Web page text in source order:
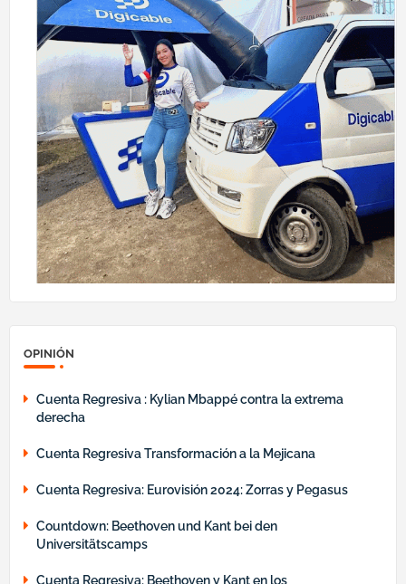
OPINIÓN
Cuenta Regresiva : Kylian Mbappé contra la extrema
derecha
Cuenta Regresiva Transformación a la Mejicana
Cuenta Regresiva: Eurovisión 2024: Zorras y Pegasus
Countdown: Beethoven und Kant bei den
Universitätscamps
Cuenta Regresiva: Beethoven y Kant en los